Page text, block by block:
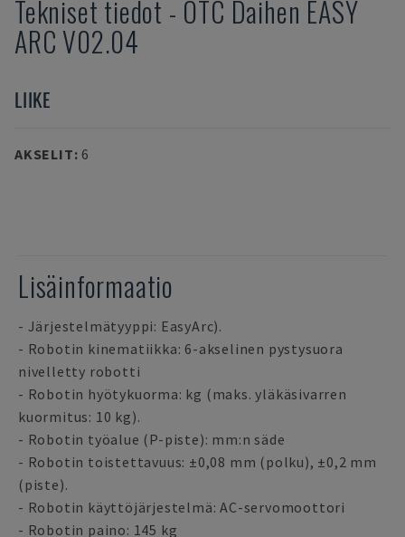
Tekniset tiedot - OTC Daihen EASY
ARC V02.04
LIIKE
AKSELIT: 6
Lisäinformaatio
- Järjestelmätyyppi: EasyArc).
- Robotin kinematiikka: 6-akselinen pystysuora
nivelletty robotti
- Robotin hyötykuorma: kg (maks. yläkäsivarren
kuormitus: 10 kg).
- Robotin työalue (P-piste): mm:n säde
- Robotin toistettavuus: ±0,08 mm (polku), ±0,2 mm
(piste).
- Robotin käyttöjärjestelmä: AC-servomoottori
- Robotin paino: 145 kg